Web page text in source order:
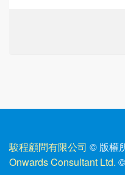
駿程顧問有限公司 © 版權
Onwards Consultant Ltd.